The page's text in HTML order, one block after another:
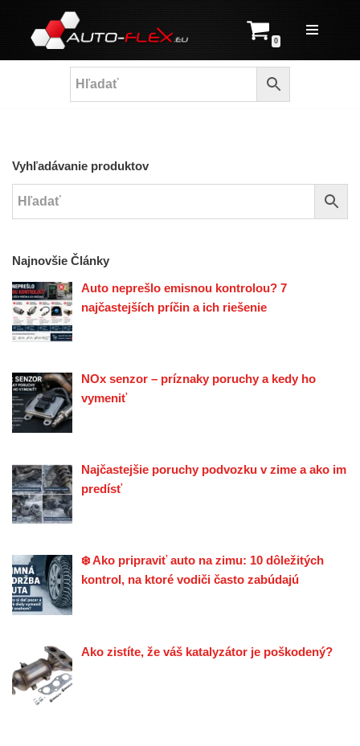
Prejsť
na
0
Vyhľadávanie produktov
Najnovšie Články
Auto neprešlo emisnou kontrolou? 7
najčastejších príčin a ich riešenie
NOx senzor – príznaky poruchy a kedy ho
vymeniť
Najčastejšie poruchy podvozku v zime a ako im
predísť
❄️ Ako pripraviť auto na zimu: 10 dôležitých
kontrol, na ktoré vodiči často zabúdajú
Ako zistíte, že váš katalyzátor je poškodený?